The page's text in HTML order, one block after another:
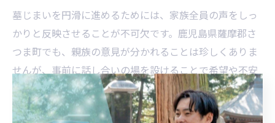
墓じまいを円滑に進めるためには、家族全員の声をしっ
かりと反映させることが不可欠です。鹿児島県薩摩郡さ
つま町でも、親族の意見が分かれることは珍しくありま
せんが、事前に話し合いの場を設けることで希望や不安
を共有しやすくなります。
例えば、改葬先や供養方法、費用負担の分担など、家族